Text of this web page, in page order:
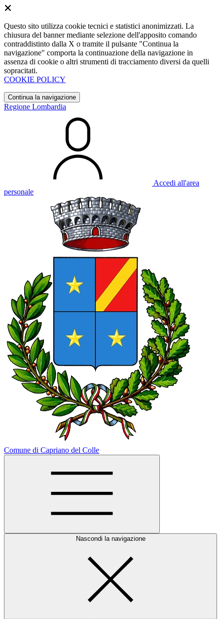
Questo sito utilizza cookie tecnici e statistici anonimizzati. La
chiusura del banner mediante selezione dell'apposito comando
contraddistinto dalla X o tramite il pulsante "Continua la
navigazione" comporta la continuazione della navigazione in
assenza di cookie o altri strumenti di tracciamento diversi da quelli
sopracitati.
COOKIE POLICY
Continua la navigazione
Regione Lombardia
Accedi all'area
personale
Comune di Capriano del Colle
Nascondi la navigazione